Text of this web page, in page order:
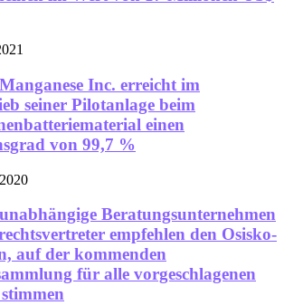
Inc. erreicht im
seiner Pilotanlage beim
einen
von 99,7 %
Beratungsunternehmen
empfehlen den Osisko-
auf der kommenden
für alle vorgeschlagenen